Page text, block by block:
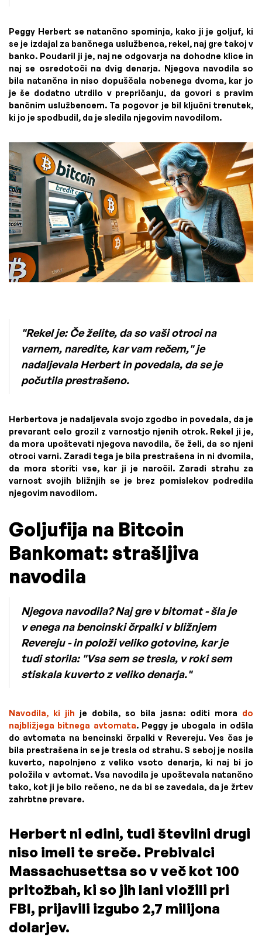
Peggy Herbert se natančno spominja, kako ji je goljuf, ki
se je izdajal za bančnega uslužbenca, rekel, naj gre takoj v
banko. Poudaril ji je, naj ne odgovarja na dohodne klice in
naj se osredotoči na dvig denarja. Njegova navodila so
bila natančna in niso dopuščala nobenega dvoma, kar jo
je še dodatno utrdilo v prepričanju, da govori s pravim
bančnim uslužbencem. Ta pogovor je bil ključni trenutek,
ki jo je spodbudil, da je sledila njegovim navodilom.
"Rekel je: Če želite, da so vaši otroci na
varnem, naredite, kar vam rečem," je
nadaljevala Herbert in povedala, da se je
počutila prestrašeno.
Herbertova je nadaljevala svojo zgodbo in povedala, da je
prevarant celo grozil z varnostjo njenih otrok. Rekel ji je,
da mora upoštevati njegova navodila, če želi, da so njeni
otroci varni. Zaradi tega je bila prestrašena in ni dvomila,
da mora storiti vse, kar ji je naročil. Zaradi strahu za
varnost svojih bližnjih se je brez pomislekov podredila
njegovim navodilom.
Goljufija na Bitcoin
Bankomat: strašljiva
navodila
Njegova navodila? Naj gre v bitomat - šla je
v enega na bencinski črpalki v bližnjem
Revereju - in položi veliko gotovine, kar je
tudi storila: "Vsa sem se tresla, v roki sem
stiskala kuverto z veliko denarja."
Navodila, ki jih je dobila, so bila jasna: oditi mora do
najbližjega bitnega avtomata. Peggy je ubogala in odšla
do avtomata na bencinski črpalki v Revereju. Ves čas je
bila prestrašena in se je tresla od strahu. S seboj je nosila
kuverto, napolnjeno z veliko vsoto denarja, ki naj bi jo
položila v avtomat. Vsa navodila je upoštevala natančno
tako, kot ji je bilo rečeno, ne da bi se zavedala, da je žrtev
zahrbtne prevare.
Herbert ni edini, tudi številni drugi
niso imeli te sreče. Prebivalci
Massachusettsa so v več kot 100
pritožbah, ki so jih lani vložili pri
FBI, prijavili izgubo 2,7 milijona
dolarjev.